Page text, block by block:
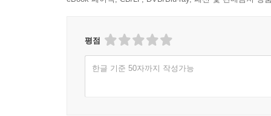
평점
한글 기준 50자까지 작성가능